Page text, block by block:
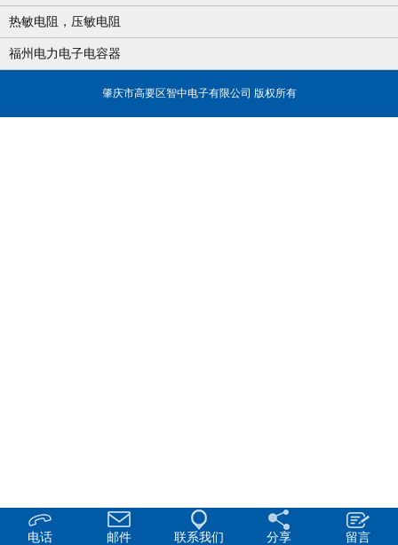
热敏电阻，压敏电阻
福州电力电子电容器
电话 邮件 联系我们 分享 留言
肇庆市高要区智中电子有限公司 版权所有